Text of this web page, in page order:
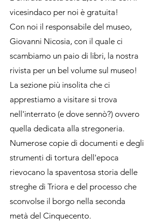
vicesindaco per noi è gratuita!
Con noi il responsabile del museo,
Giovanni Nicosia, con il quale ci
scambiamo un paio di libri, la nostra
rivista per un bel volume sul museo!
La sezione più insolita che ci
apprestiamo a visitare si trova
nell'interrato (e dove sennò?) ovvero
quella dedicata alla stregoneria.
Numerose copie di documenti e degli
strumenti di tortura dell'epoca
rievocano la spaventosa storia delle
streghe di Triora e del processo che
sconvolse il borgo nella seconda
metà del Cinquecento.